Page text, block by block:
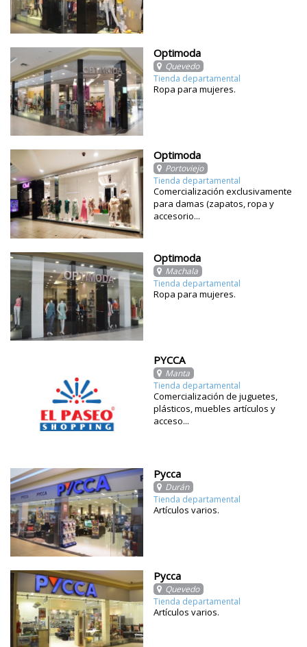
Optimoda
Quevedo
Tienda departamental
Ropa para mujeres.
Optimoda
Portoviejo
Tienda departamental
Comercialización exclusivamente
para damas (zapatos, ropa y
accesorio...
Optimoda
Machala
Tienda departamental
Ropa para mujeres.
PYCCA
Manta
Tienda departamental
Comercialización de juguetes,
plásticos, muebles artículos y
acceso...
Pycca
Durán
Tienda departamental
Artículos varios.
Pycca
Quevedo
Tienda departamental
Artículos varios.